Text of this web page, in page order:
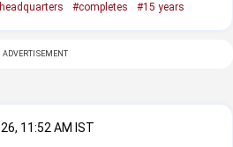
#completes #15 years
ADVERTISEMENT
11:52 AM IST